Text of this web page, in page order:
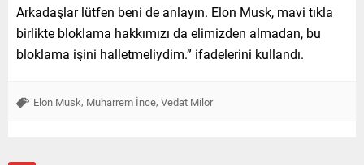
Arkadaşlar lütfen beni de anlayın. Elon Musk, mavi tıkla
birlikte bloklama hakkımızı da elimizden almadan, bu
bloklama işini halletmeliydim.” ifadelerini kullandı.
Elon Musk, Muharrem İnce, Vedat Milor